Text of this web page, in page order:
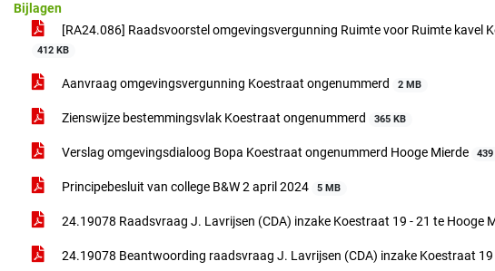
Bijlagen
[RA24.086] Raadsvoorstel omgevingsvergunning Ruimte voor Ruimte kavel
412 KB
Aanvraag omgevingsvergunning Koestraat ongenummerd 2 MB
Zienswijze bestemmingsvlak Koestraat ongenummerd 365 KB
Verslag omgevingsdialoog Bopa Koestraat ongenummerd Hooge Mierde 439
Principebesluit van college B&W 2 april 2024 5 MB
24.19078 Raadsvraag J. Lavrijsen (CDA) inzake Koestraat 19 - 21 te Hooge
24.19078 Beantwoording raadsvraag J. Lavrijsen (CDA) inzake Koestraat 19